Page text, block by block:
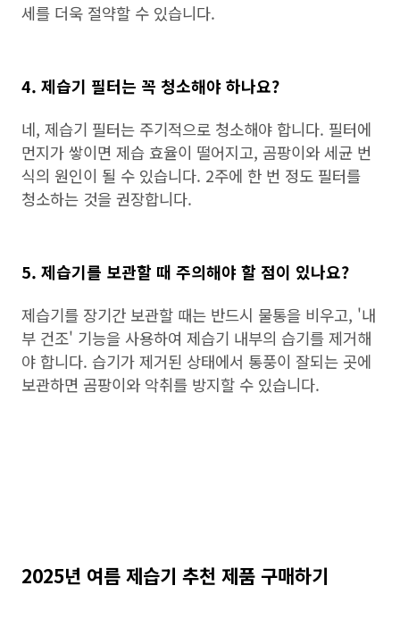
세를 더욱 절약할 수 있습니다.
4. 제습기 필터는 꼭 청소해야 하나요?
네, 제습기 필터는 주기적으로 청소해야 합니다. 필터에
먼지가 쌓이면 제습 효율이 떨어지고, 곰팡이와 세균 번
식의 원인이 될 수 있습니다. 2주에 한 번 정도 필터를
청소하는 것을 권장합니다.
5. 제습기를 보관할 때 주의해야 할 점이 있나요?
제습기를 장기간 보관할 때는 반드시 물통을 비우고, '내
부 건조' 기능을 사용하여 제습기 내부의 습기를 제거해
야 합니다. 습기가 제거된 상태에서 통풍이 잘되는 곳에
보관하면 곰팡이와 악취를 방지할 수 있습니다.
2025년 여름 제습기 추천 제품 구매하기